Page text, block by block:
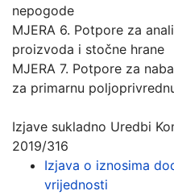
nepogode
MJERA 6. Potpore za
proizvoda i stočne hrane
MJERA 7. Potpore za
za primarnu
Izjave sukladno Uredbi
2019/316
Izjava o iznosima
vrijednosti